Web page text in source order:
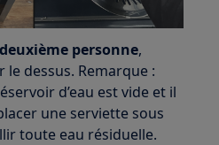
deuxième personne,
le dessus. Remarque :
d’eau est vide et il
une serviette sous
toute eau résiduelle.